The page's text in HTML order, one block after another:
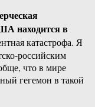
находится в
катастрофа. Я
​российским
что в мире
гегемон в такой